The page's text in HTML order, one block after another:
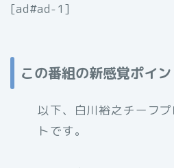
[ad#ad-1]
この番組の新感覚ポイン
以下、白川裕之チーフ
トです。